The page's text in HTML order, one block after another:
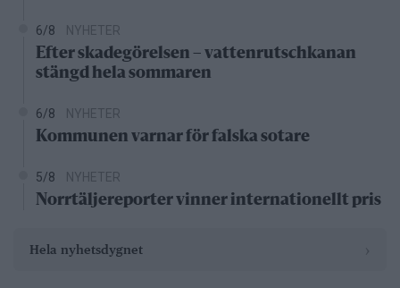
6/8 NYHETER
Efter skadegörelsen – vattenrutschkanan
stängd hela sommaren
6/8 NYHETER
Kommunen varnar för falska sotare
5/8 NYHETER
Norrtäljereporter vinner internationellt pris
Hela nyhetsdygnet